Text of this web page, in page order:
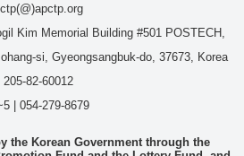
Kim Memorial Building #501 POSTECH,
si, Gyeongsangbuk-do, 37673, Korea
205-82-60012
| 054-279-8679
the Korean Government through the